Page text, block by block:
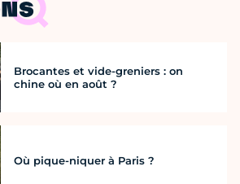
Brocantes et vide-greniers : on
chine où en août ?
Où pique-niquer à Paris ?